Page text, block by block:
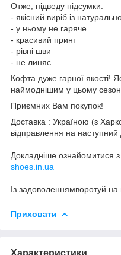
Отже, підведу підсумки:
- якісний виріб із
- у ньому не гаряче
- красивий принт
- рівні шви
- не линяє
Кофта дуже гарної якості!
наймоднішим у цьому
Приємних Вам покупок!
Доставка : Україною (з
відправлення на наступний
Докладніше ознайомитися
shoes.in.ua
Із задоволеннямворотуй на
Приховати
Характеристики